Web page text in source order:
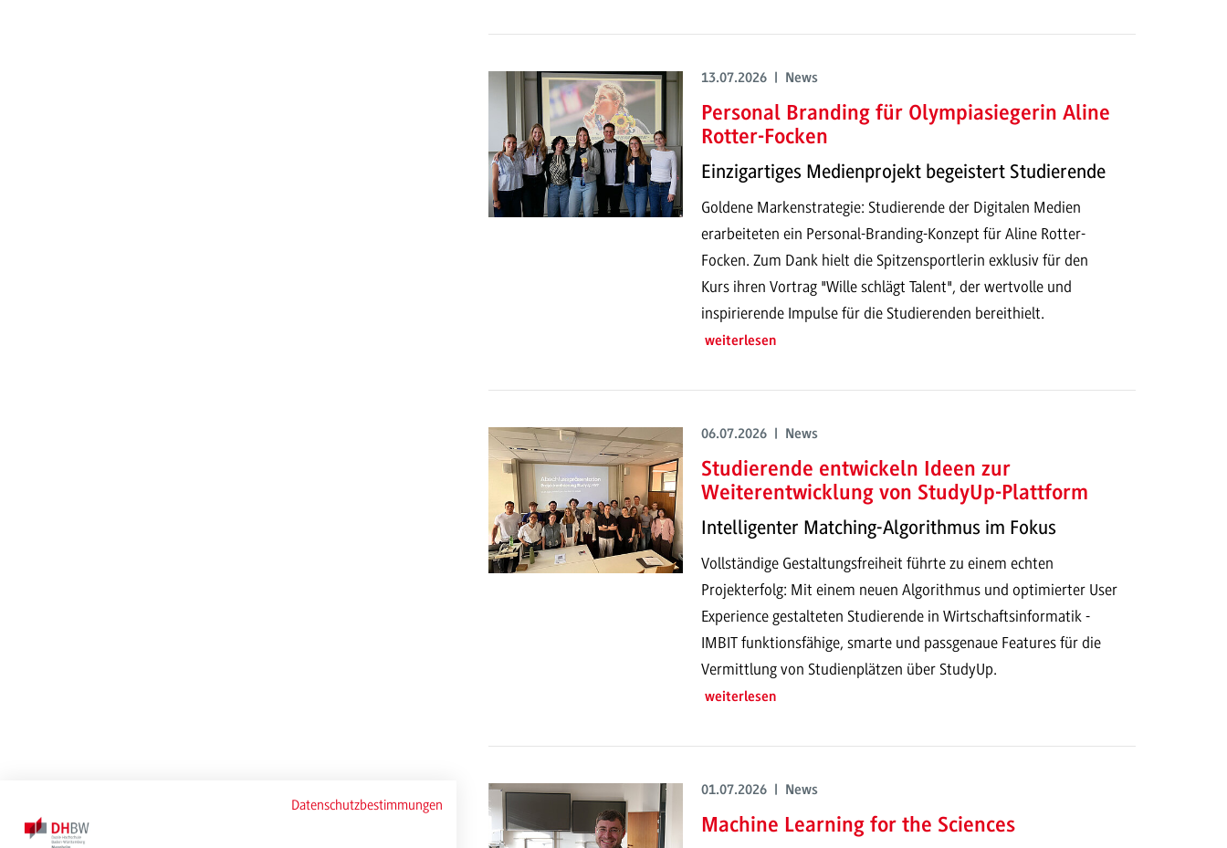
13.07.2026 | News
Personal Branding für Olympiasiegerin Aline
Rotter-Focken
Einzigartiges Medienprojekt begeistert Studierende
Goldene Markenstrategie: Studierende der Digitalen Medien
erarbeiteten ein Personal-Branding-Konzept für Aline Rotter-
Focken. Zum Dank hielt die Spitzensportlerin exklusiv für den
Kurs ihren Vortrag "Wille schlägt Talent", der wertvolle und
inspirierende Impulse für die Studierenden bereithielt.
weiterlesen
06.07.2026 | News
Studierende entwickeln Ideen zur
Weiterentwicklung von StudyUp-Plattform
Intelligenter Matching-Algorithmus im Fokus
Vollständige Gestaltungsfreiheit führte zu einem echten
Projekterfolg: Mit einem neuen Algorithmus und optimierter User
Experience gestalteten Studierende in Wirtschaftsinformatik -
IMBIT funktionsfähige, smarte und passgenaue Features für die
Vermittlung von Studienplätzen über StudyUp.
weiterlesen
01.07.2026 | News
Machine Learning for the Sciences
Datenschutzbestimmungen